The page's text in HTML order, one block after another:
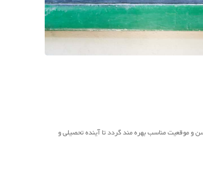
موقعیت مناسب بهره مند گردد تا آینده تحصیلی و